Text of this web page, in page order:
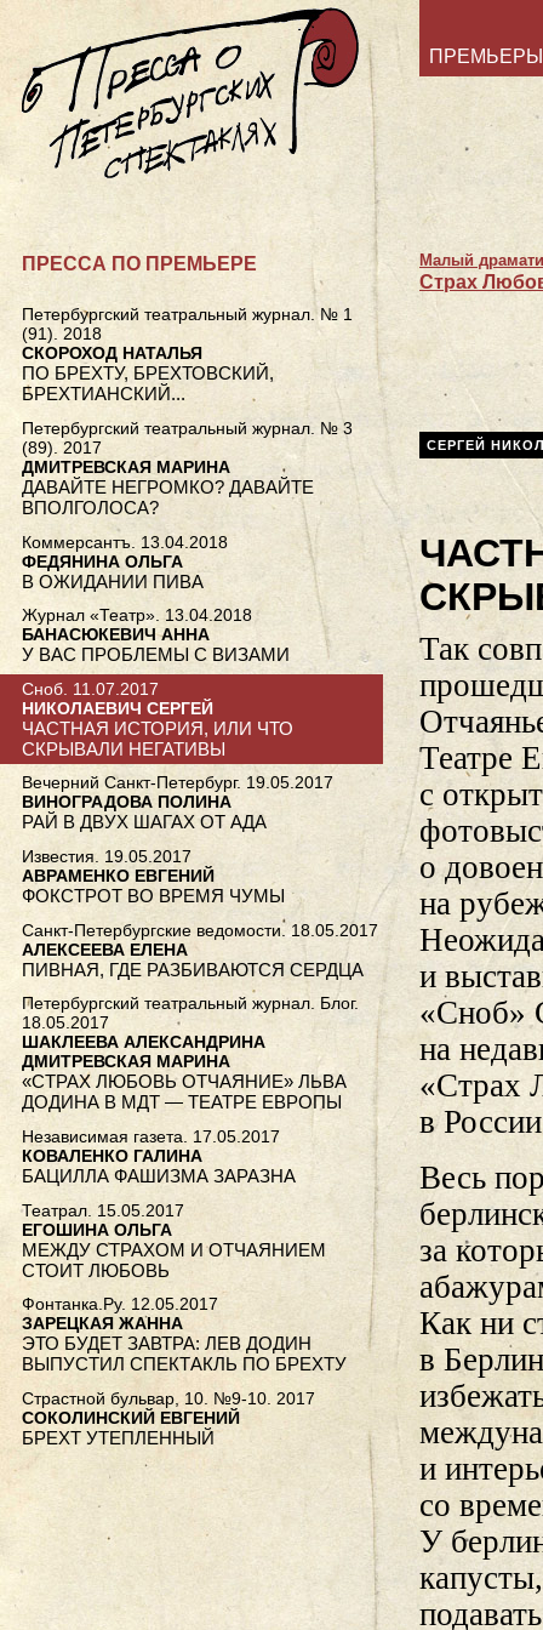
ПРЕМЬЕРЫ
Малый
Страх
СЕРГЕЙ
Так
Театре
с
о
на
и
«Сноб»
на
«Страх
в
Весь
за
Как ни
в
и
со
У
ПРЕССА ПО ПРЕМЬЕРЕ
Петербургский театральный журнал. № 1
(91). 2018
СКОРОХОД НАТАЛЬЯ
ПО БРЕХТУ, БРЕХТОВСКИЙ,
БРЕХТИАНСКИЙ...
Петербургский театральный журнал. № 3
(89). 2017
ДМИТРЕВСКАЯ МАРИНА
ДАВАЙТЕ НЕГРОМКО? ДАВАЙТЕ
ВПОЛГОЛОСА?
Коммерсантъ. 13.04.2018
ФЕДЯНИНА ОЛЬГА
В ОЖИДАНИИ ПИВА
Журнал «Театр». 13.04.2018
БАНАСЮКЕВИЧ АННА
У ВАС ПРОБЛЕМЫ С ВИЗАМИ
Сноб. 11.07.2017
НИКОЛАЕВИЧ СЕРГЕЙ
ЧАСТНАЯ ИСТОРИЯ, ИЛИ ЧТО
СКРЫВАЛИ НЕГАТИВЫ
Вечерний Санкт-Петербург. 19.05.2017
ВИНОГРАДОВА ПОЛИНА
РАЙ В ДВУХ ШАГАХ ОТ АДА
Известия. 19.05.2017
АВРАМЕНКО ЕВГЕНИЙ
ФОКСТРОТ ВО ВРЕМЯ ЧУМЫ
Санкт-Петербургские ведомости. 18.05.2017
АЛЕКСЕЕВА ЕЛЕНА
ПИВНАЯ, ГДЕ РАЗБИВАЮТСЯ СЕРДЦА
Петербургский театральный журнал. Блог.
18.05.2017
ШАКЛЕЕВА АЛЕКСАНДРИНА
ДМИТРЕВСКАЯ МАРИНА
«СТРАХ ЛЮБОВЬ ОТЧАЯНИЕ» ЛЬВА
ДОДИНА В МДТ — ТЕАТРЕ ЕВРОПЫ
Независимая газета. 17.05.2017
КОВАЛЕНКО ГАЛИНА
БАЦИЛЛА ФАШИЗМА ЗАРАЗНА
Театрал. 15.05.2017
ЕГОШИНА ОЛЬГА
МЕЖДУ СТРАХОМ И ОТЧАЯНИЕМ
СТОИТ ЛЮБОВЬ
Фонтанка.Ру. 12.05.2017
ЗАРЕЦКАЯ ЖАННА
ЭТО БУДЕТ ЗАВТРА: ЛЕВ ДОДИН
ВЫПУСТИЛ СПЕКТАКЛЬ ПО БРЕХТУ
Страстной бульвар, 10. №9-10. 2017
СОКОЛИНСКИЙ ЕВГЕНИЙ
БРЕХТ УТЕПЛЕННЫЙ